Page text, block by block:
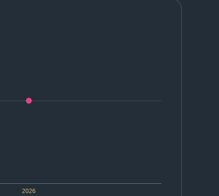
2026